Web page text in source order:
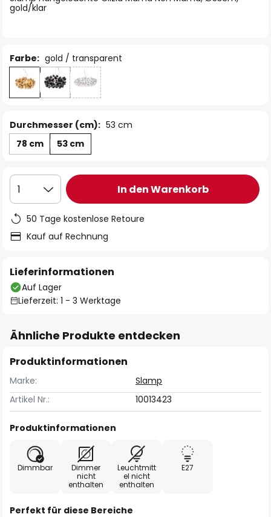
gold/klar
Farbe: gold / transparent
Durchmesser (cm): 53 cm
78 cm
53 cm
1 In den Warenkorb
50 Tage kostenlose Retoure
Kauf auf Rechnung
Lieferinformationen
Auf Lager
Lieferzeit: 1 - 3 Werktage
Ähnliche Produkte entdecken
Produktinformationen
Marke:
Slamp
Artikel Nr.:
10013423
Produktinformationen
Dimmbar
Dimmer
nicht
enthalten
Leuchtmitt
el nicht
enthalten
E27
Perfekt für diese Bereiche